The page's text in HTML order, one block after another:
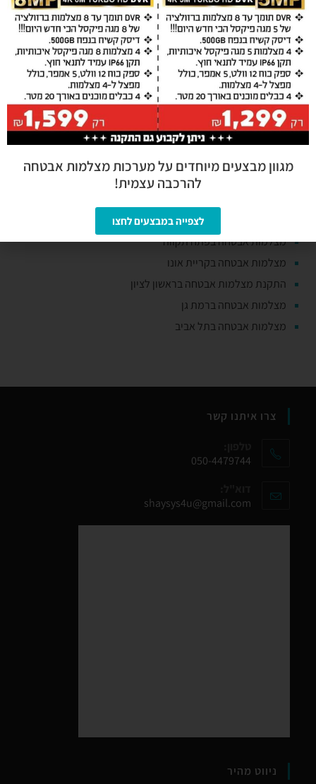
השירותים שלנו
מצלמות אבטחה באור יהודה
מצלמות אבטחה בבני ברק
מצלמות אבטחה בבת ים
מצלמות אבטחה בגבעת שמואל
מצלמות אבטחה בחולון
מצלמות אבטחה בסביון
מצלמות אבטחה בפתח תקווה
מצלמות אבטחה בקריית אונו
התקנת מצלמות אבטחה בראשון לציון
מצלמות אבטחה ברמת גן
מצלמות אבטחה בתל אביב
צרו איתנו קשר
050-4479744
shaysys4u@gmail.com
ניווט מהיר
מגוון מבצעים מיוחדים על מערכות מצלמות אבטחה
להרכבה עצמית!
לצפייה במבצעים לחצו